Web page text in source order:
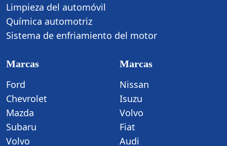
Limpieza del automóvil
Química automotriz
Sistema de enfriamiento del motor
Marcas
Ford
Chevrolet
Mazda
Subaru
Volvo
Marcas
Nissan
Isuzu
Volvo
Fiat
Audi